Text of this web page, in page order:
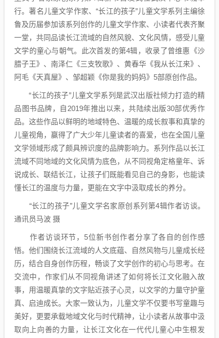
行。著名儿童文学作家、“长江的孩子”儿童文学系列主编徐
鲁及历届参加该系列创作的儿童文学作家、小读者代表齐聚
一堂，共同品读长江流域的自然风貌、文化风情，感受儿童
文学的童心与朝气。此次首发的第4辑，收录了曾维惠《沙
腊子王》、南泽仁《三支牧歌》、黄春华《我从长江来》、
阿毛《天真屋》、邹超颖《你是我的妈妈》5部原创作品。
“长江的孩子”儿童文学系列是武汉出版社倾力打造的精
品图书品牌，自2019年推出以来，共陆续出版30部优秀作
品。这些作品以鲜明的地域特色、温暖的成长叙事和真挚的
儿童视角，赢得了广大少年儿童读者的喜爱，也在全国儿童
文学领域形成了颇具辨识度的品牌影响力。系列作品以长江
流域不同地域的文化风情为底色，从不同视角定格童年、诉
说成长、联结长江，让孩子们既能看见自己的身影，也能读
懂长江的温度与力量，更能在文字中汲取成长的养分。
“长江的孩子”儿童文学名家原创系列第4辑作者访谈。
通讯员马波 摄
作者访谈环节，5位新书创作者分享了各自的创作感
悟。他们围绕长江流域的人文底蕴、自然风物与儿童成长经
历，结合自身创作历程，畅谈了文学创作的初心与思考。在
交流中，作家们从不同视角讲述了如何将长江文化融入故
事，用温暖真挚的文字贴近孩子心灵，以文学的力量守护童
真、启迪成长。大家一致认为，儿童文学不仅要书写童趣与
美好，更要承载地域文化与时代精神，让小读者从故事中汲
取向上向善的力量，让长江文化在一代代儿童心中生根发